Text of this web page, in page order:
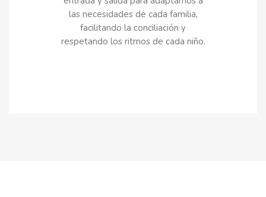
las necesidades de cada familia,
facilitando la conciliación y
respetando los ritmos de cada niño.